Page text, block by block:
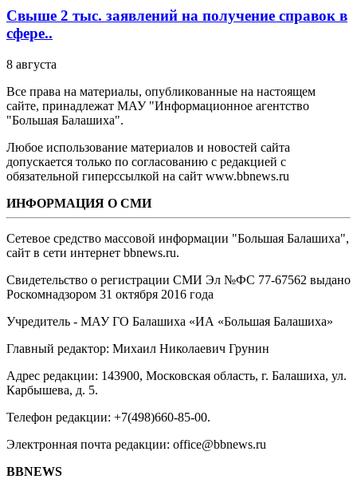
Свыше 2 тыс. заявлений на получение справок в
сфере..
8 августа
Все права на материалы, опубликованные на настоящем
сайте, принадлежат МАУ "Информационное агентство
"Большая Балашиха".
Любое использование материалов и новостей сайта
допускается только по согласованию с редакцией с
обязательной гиперссылкой на сайт www.bbnews.ru
ИНФОРМАЦИЯ О СМИ
Сетевое средство массовой информации "Большая Балашиха",
сайт в сети интернет bbnews.ru.
Свидетельство о регистрации СМИ Эл №ФС ‎77-67562 выдано
Роскомнадзором 31 октября 2016 года
Учредитель - МАУ ГО Балашиха «ИА «Большая Балашиха»
Главный редактор: Михаил Николаевич Грунин
Адрес редакции: 143900, Московская область, г. Балашиха, ул.
Карбышева, д. 5.
Телефон редакции: +7(498)660-85-00.
Электронная почта редакции: office@bbnews.ru
BBNEWS